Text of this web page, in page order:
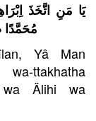
يَا مَنِ اتَّخَذَ
مُحَمَّدًا
Yâ Man
ttakhatha
wa Älihi wa